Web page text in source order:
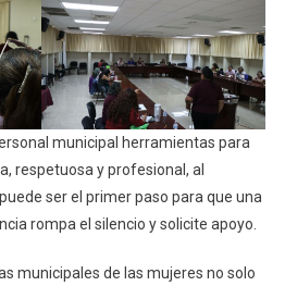
municipal herramientas para
respetuosa y profesional, al
ser el primer paso para que una
rompa el silencio y solicite apoyo.
municipales de las mujeres no solo